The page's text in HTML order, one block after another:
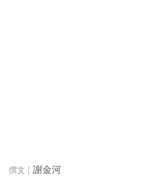
謝金河